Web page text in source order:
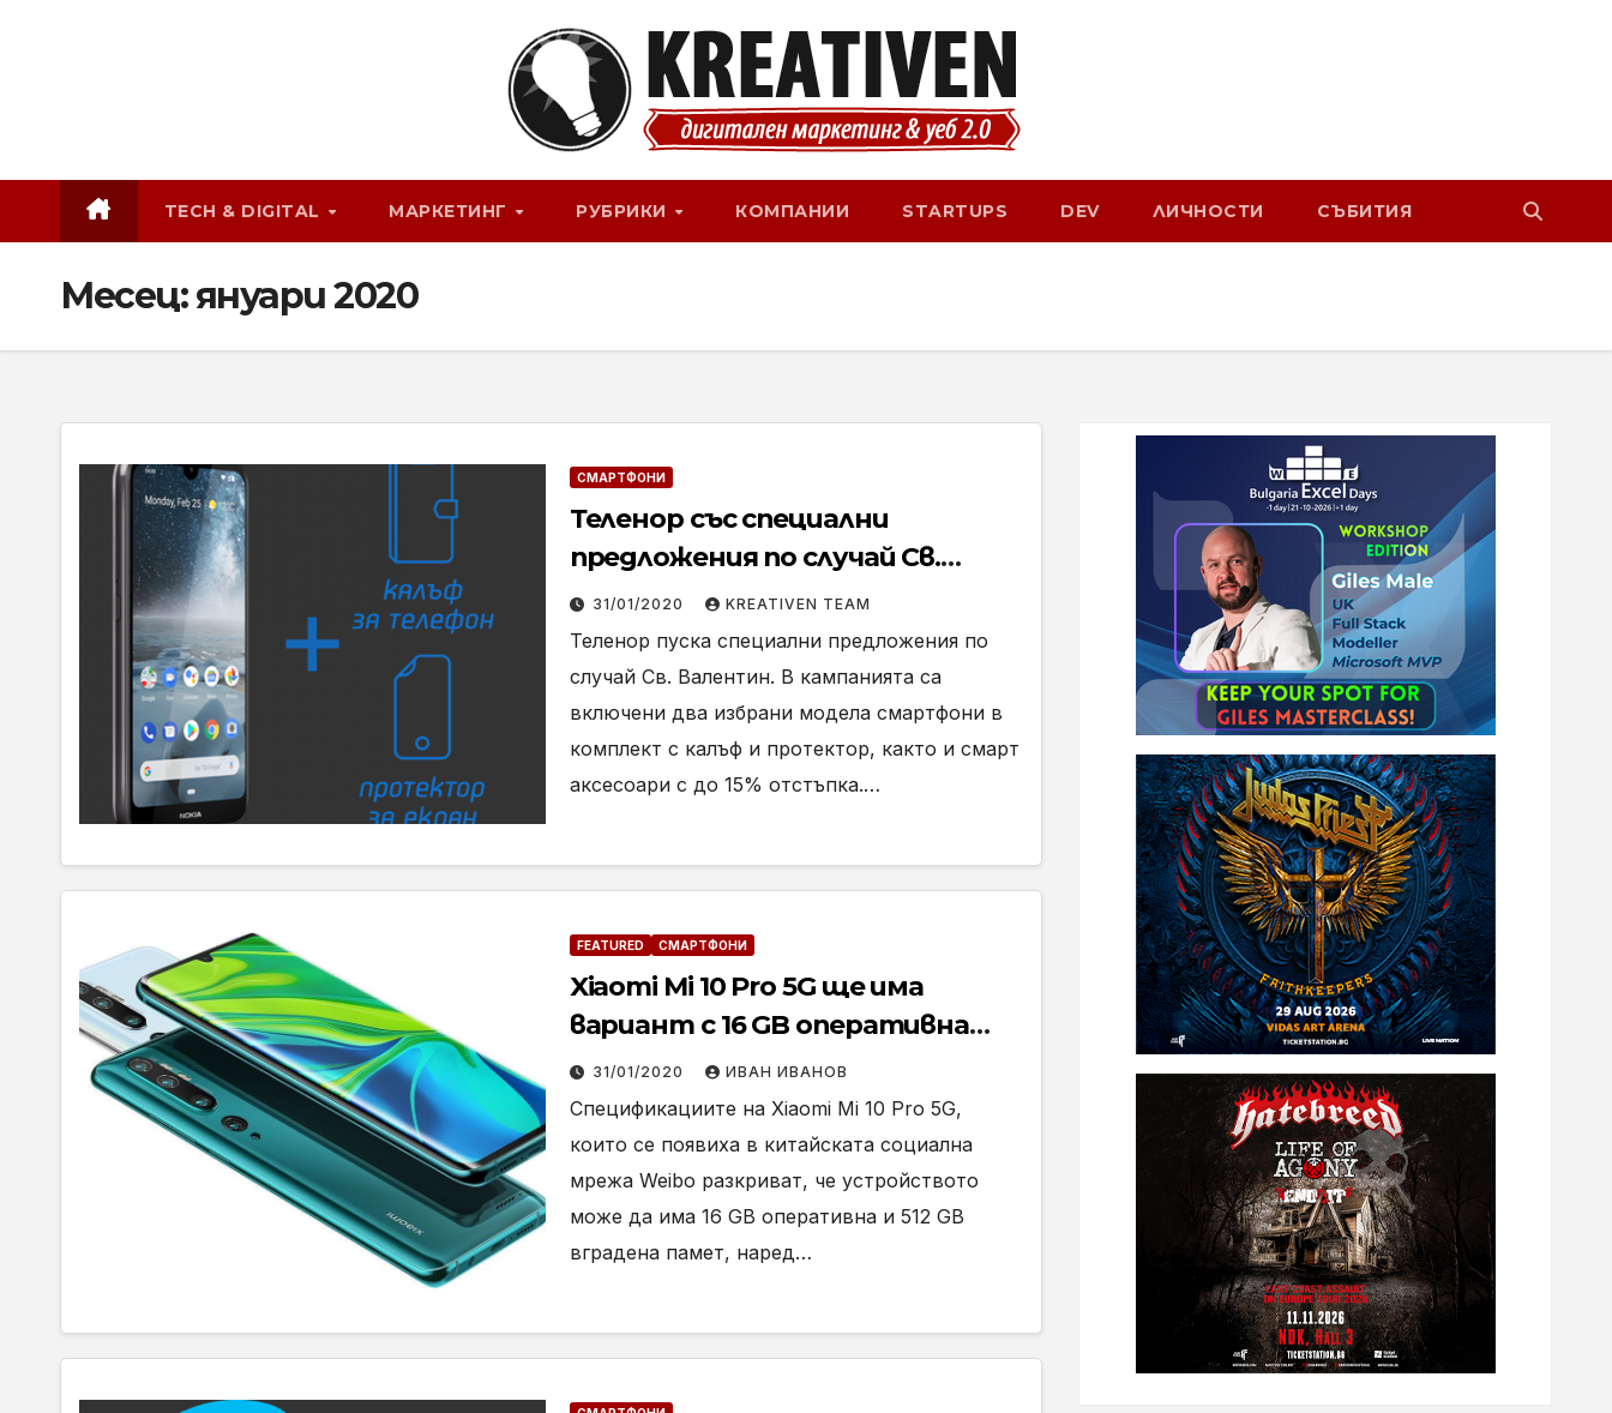
TECH & DIGITAL МАРКЕТИНГ РУБРИКИ КОМПАНИИ STARTUPS DEV ЛИЧНОСТИ СЪБИТИЯ
Месец:януари 2020
СМАРТФОНИ
Теленор със специални
предложения по случай Св.
Валентин
31/01/2020 KREATIVEN TEAM
Теленор пуска специални предложения по
случай Св. Валентин. В кампанията са
включени два избрани модела смартфони в
комплект с калъф и протектор, както и смарт
аксесоари с до 15% отстъпка.…
FEATURED СМАРТФОНИ
Xiaomi Mi 10 Pro 5G ще има
вариант с 16 GB оперативна
памет
31/01/2020 ИВАН ИВАНОВ
Спецификациите на Xiaomi Mi 10 Pro 5G,
които се появиха в китайската социална
мрежа Weibo разкриват, че устройството
може да има 16 GB оперативна и 512 GB
вградена памет, наред…